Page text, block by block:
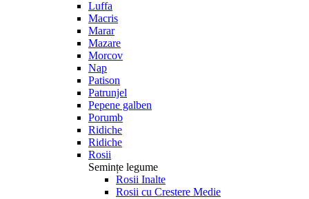
Luffa
Macris
Marar
Mazare
Morcov
Nap
Patison
Patrunjel
Pepene galben
Porumb
Ridiche
Ridiche
Rosii
Semințe legume
Rosii Inalte
Rosii cu Crestere Medie